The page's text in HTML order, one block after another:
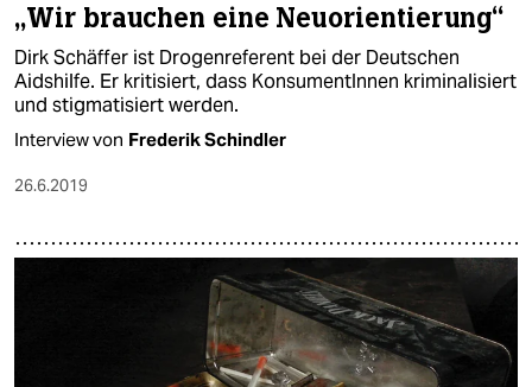
„Wir brauchen eine Neuorientierung“
Dirk Schäffer ist Drogenreferent bei der Deutschen
Aidshilfe. Er kritisiert, dass KonsumentInnen kriminalisiert
und stigmatisiert werden.
Interview von Frederik Schindler
26.6.2019